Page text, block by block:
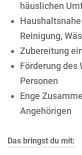
häuslichen
Reinigung,
Zubereitung
Förderung des
Personen
Enge
Angehörigen
Das bringst du mit: